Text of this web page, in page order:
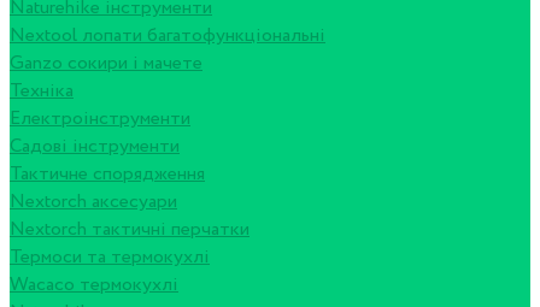
Naturehike інструменти
Nextool лопати багатофункціональні
Ganzo сокири і мачете
Техніка
Електроінструменти
Садові інструменти
Тактичне спорядження
Nextorch аксесуари
Nextorch тактичні перчатки
Термоси та термокухлі
Wacaco термокухлі